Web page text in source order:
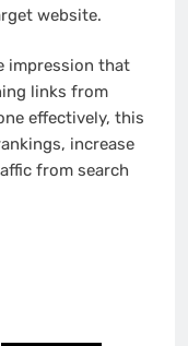
website.
impression that
links from
effectively, this
increase
from search